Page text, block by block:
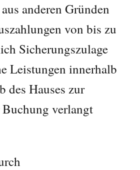
anderen Gründen
von bis zu
Sicherungszulage
Leistungen innerhalb
des Hauses zur
verlangt